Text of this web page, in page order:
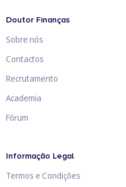
Doutor Finanças
Sobre nós
Contactos
Recrutamento
Academia
Fórum
Informação Legal
Termos e Condições